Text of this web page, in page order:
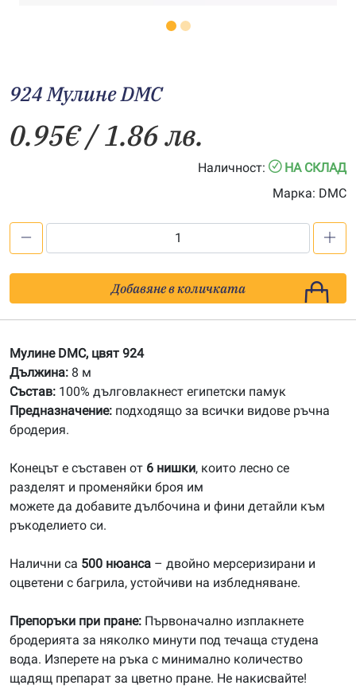
924 Мулине DMC
0.95€/ 1.86 лв.
Наличност:
НА СКЛАД
Марка: DMC
Мулине
DMC
Добавяне в количката
Мулине DMC, цвят 924
Дължина: 8 м
Състав: 100% дълговлакнест египетски памук
Предназначение: подходящо за всички видове ръчна
бродерия.
Конецът е съставен от 6 нишки, които лесно се
разделят и променяйки броя им
можете да добавите дълбочина и фини детайли към
ръкоделието си.
Налични са 500 нюанса – двойно мерсеризирани и
оцветени с багрила, устойчиви на избледняване.
Препоръки при пране: Първоначално изплакнете
бродерията за няколко минути под течаща студена
вода. Изперете на ръка с минимално количество
щадящ препарат за цветно пране. Не накисвайте!